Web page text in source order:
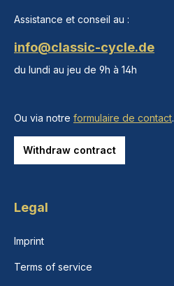
Assistance et conseil au :
info@classic-cycle.de
du lundi au jeu de 9h à 14h
Ou via notre formulaire de contact.
Withdraw contract
Legal
Imprint
Terms of service